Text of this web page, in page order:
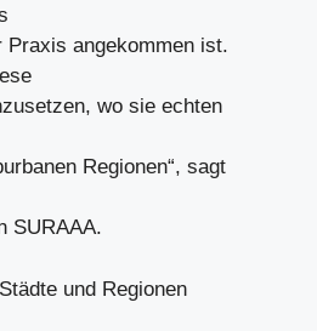
Praxis angekommen ist.
wo sie echten
Regionen“, sagt
SURAAA.
und Regionen